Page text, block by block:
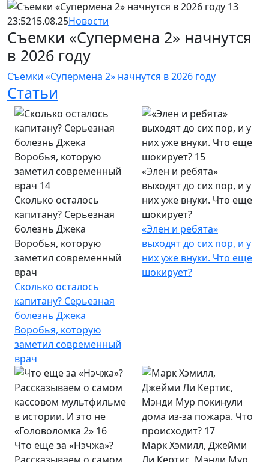
23:5215.08.25Новости
Съемки «Супермена 2» начнутся
в 2026 году
Съемки «Супермена 2» начнутся в 2026 году
Статьи
Сколько осталось
капитану? Серьезная
болезнь Джека
Воробья, которую
заметил современный
врач
Сколько осталось
капитану? Серьезная
болезнь Джека
Воробья, которую
заметил современный
врач
«Элен и ребята»
выходят до сих пор, и у
них уже внуки. Что еще
шокирует?
«Элен и ребята»
выходят до сих пор, и у
них уже внуки. Что еще
шокирует?
Что еще за «Нэчжа»?
Марк Хэмилл, Джейми